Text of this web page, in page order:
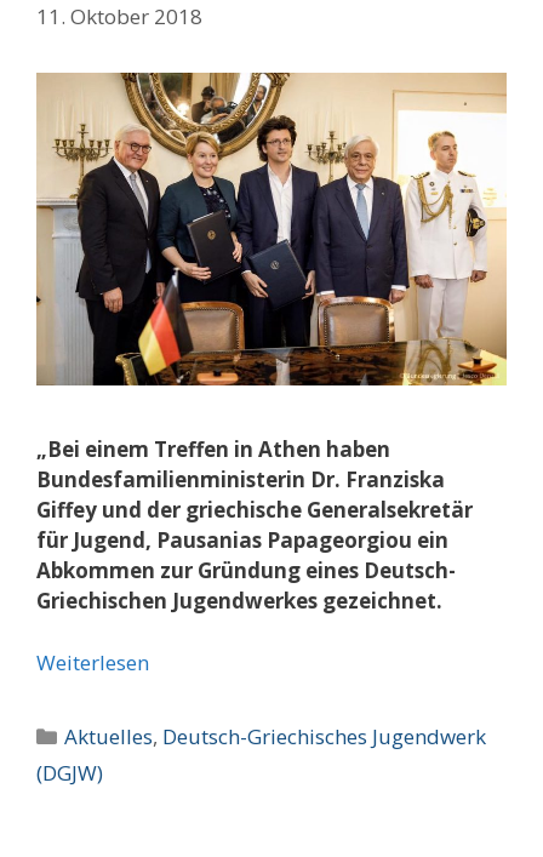
11. Oktober 2018
„Bei einem Treffen in Athen haben
Bundesfamilienministerin Dr. Franziska
Giffey und der griechische Generalsekretär
für Jugend, Pausanias Papageorgiou ein
Abkommen zur Gründung eines Deutsch-
Griechischen Jugendwerkes gezeichnet.
Weiterlesen
Kategorien
Aktuelles, Deutsch-Griechisches Jugendwerk
(DGJW)